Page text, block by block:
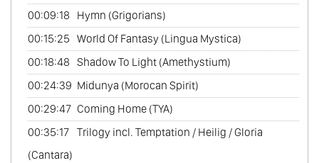
00:09:18
Hymn (Grigorians)
00:15:25 World Of Fantasy (Lingua Mystica)
00:18:48 Shadow To Light (Amethystium)
00:24:39 Midunya (Morocan Spirit)
00:29:47 Coming Home (TYA)
00:35:17 Trilogy incl. Temptation / Heilig / Gloria
(Cantara)